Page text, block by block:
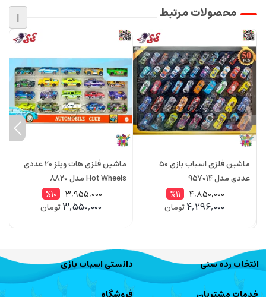
محصولات مرتبط |
ماشین فلزی اسباب بازی 50
عددی مدل 957014
4,850,000
%11
4,296,000تومان
ماشین فلزی هات ویلز 20 عددی
Hot Wheels مدل 8820
3,955,000
%10
3,550,000تومان
انتخاب رده سنی دانستی اسباب بازی